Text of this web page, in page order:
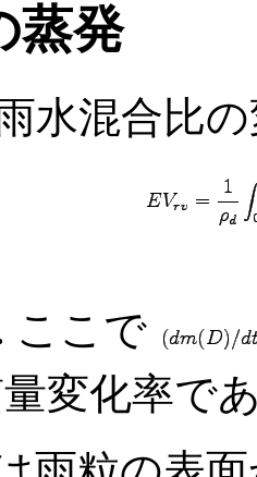
蒸発
水混合比
ここで
変化率で